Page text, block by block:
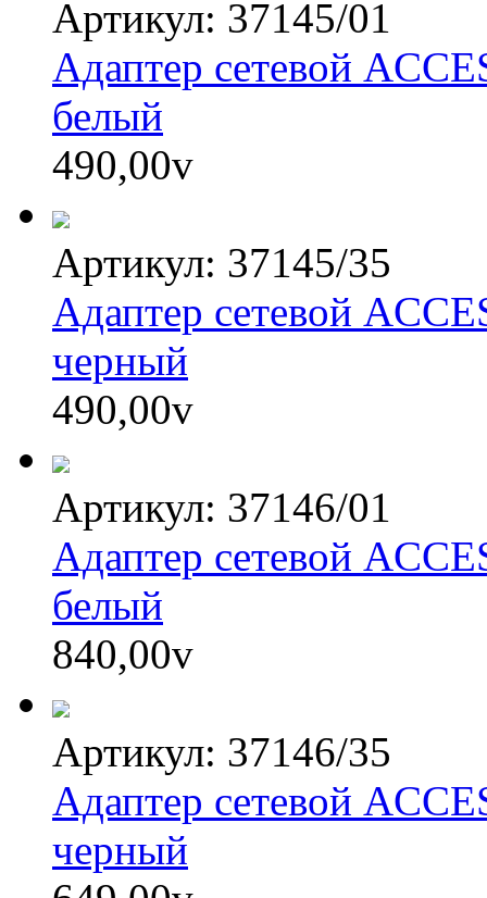
Артикул: 37145/01
Адаптер сетевой
белый
490,00v
Артикул: 37145/35
Адаптер сетевой
черный
490,00v
Артикул: 37146/01
Адаптер сетевой
белый
840,00v
Артикул: 37146/35
Адаптер сетевой
черный